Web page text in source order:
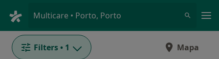
Multicare • Porto, Porto
Filters • 1 Mapa